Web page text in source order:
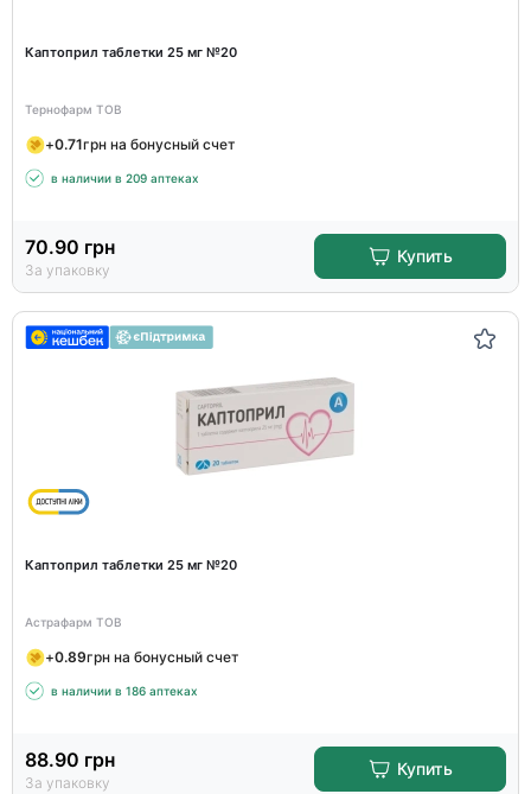
Каптоприл таблетки 25 мг №20
Тернофарм ТОВ
+0.71грн на бонусный счет
в наличии в 209 аптеках
70.90 грн
За упаковку
Купить
Каптоприл таблетки 25 мг №20
Астрафарм ТОВ
+0.89грн на бонусный счет
в наличии в 186 аптеках
88.90 грн
За упаковку
Купить